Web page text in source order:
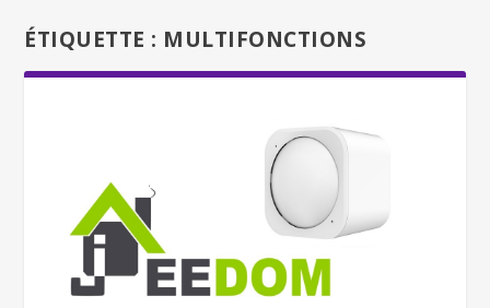
ÉTIQUETTE : MULTIFONCTIONS